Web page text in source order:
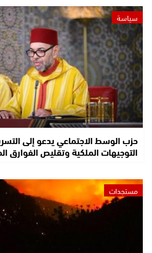
سياسة
حزب الوسط الاجتماعي يدعو إلى
التوجيهات الملكية وتقليص الفوارق
مستجدات